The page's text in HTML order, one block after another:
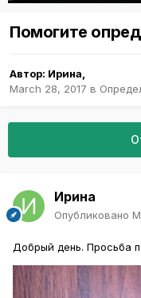
Помогите
Автор: Ирина
March 28, 2017 в
Ирина
Опубликовано
Добрый день. Просьба